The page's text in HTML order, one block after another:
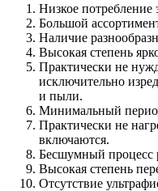
Низкое потребление
Большой
Наличие
Высокая степень
Практически не
исключительно
и пыли.
Минимальный
Практически не
включаются.
Бесшумный процесс
Высокая степень
Отсутствие